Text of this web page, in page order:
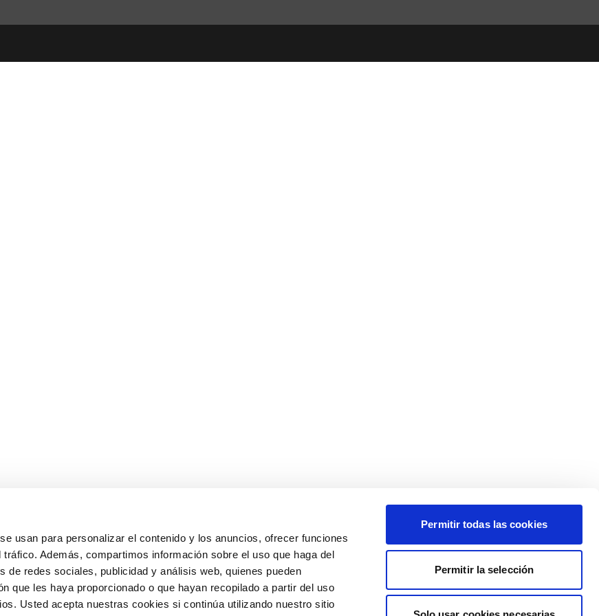
usan para personalizar el contenido y los anuncios, ofrecer funciones
Además, compartimos información sobre el uso que haga del
de redes sociales, publicidad y análisis web, quienes pueden
que les haya proporcionado o que hayan recopilado a partir del uso
Usted acepta nuestras cookies si continúa utilizando nuestro sitio
Permitir todas las cookies
Permitir la selección